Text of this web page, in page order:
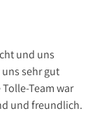
und uns
sehr gut
Team war
und freundlich.